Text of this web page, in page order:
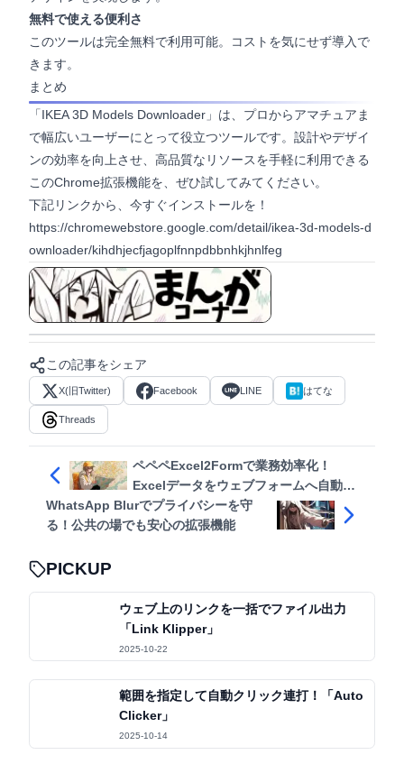
無料で使える便利さ
このツールは完全無料で利用可能。コストを気にせず導入で
きます。
まとめ
「IKEA 3D Models Downloader」は、プロからアマチュアま
で幅広いユーザーにとって役立つツールです。設計やデザイ
ンの効率を向上させ、高品質なリソースを手軽に利用できる
このChrome拡張機能を、ぜひ試してみてください。
下記リンクから、今すぐインストールを！
https://chromewebstore.google.com/detail/ikea-3d-models-d
ownloader/kihdhjecfjagoplfnnpdbbnhkjhnlfeg
この記事をシェア
X(旧Twitter) Facebook LINE はてな
Threads
ペペペExcel2Formで業務効率化！
Excelデータをウェブフォームへ自動入
力
WhatsApp Blurでプライバシーを守
る！公共の場でも安心の拡張機能
PICKUP
ウェブ上のリンクを一括でファイル出力
「Link Klipper」
2025-10-22
範囲を指定して自動クリック連打！「Auto
Clicker」
2025-10-14